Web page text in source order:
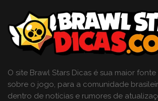
O site Brawl Stars Dicas é sua maior
sobre o jogo, para a comunidade
dentro de notícias e rumores de